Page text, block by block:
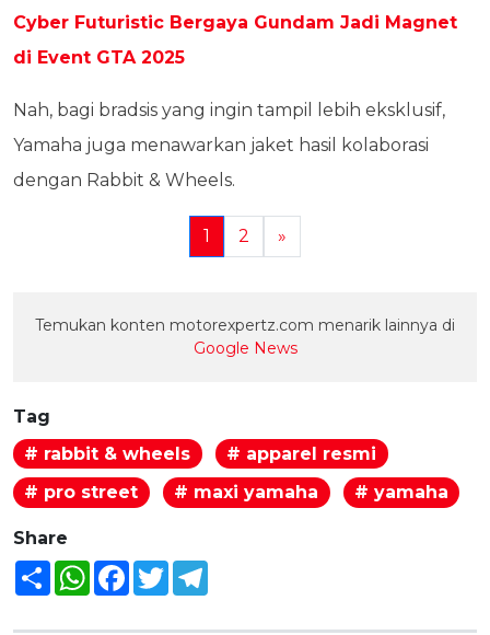
Cyber Futuristic Bergaya Gundam Jadi Magnet
di Event GTA 2025
Nah, bagi bradsis yang ingin tampil lebih eksklusif,
Yamaha juga menawarkan jaket hasil kolaborasi
dengan Rabbit & Wheels.
1 2 »
Temukan konten motorexpertz.com menarik lainnya di
Google News
Tag
# rabbit & wheels
# apparel resmi
# pro street
# maxi yamaha # yamaha
Share
Share WhatsAppFacebook
Twitter